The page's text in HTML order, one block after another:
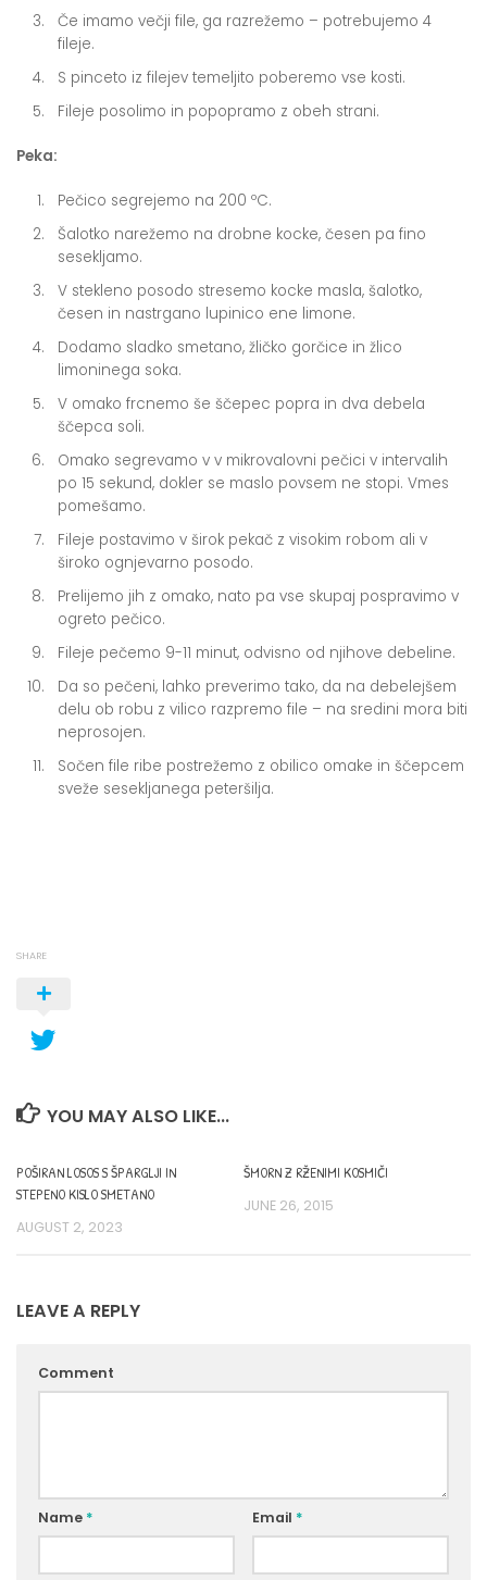
Če imamo večji file, ga razrežemo – potrebujemo 4
fileje.
S pinceto iz filejev temeljito poberemo vse kosti.
Fileje posolimo in popopramo z obeh strani.
Peka:
Pečico segrejemo na 200 ºC.
Šalotko narežemo na drobne kocke, česen pa fino
sesekljamo.
V stekleno posodo stresemo kocke masla, šalotko,
česen in nastrgano lupinico ene limone.
Dodamo sladko smetano, žličko gorčice in žlico
limoninega soka.
V omako frcnemo še ščepec popra in dva debela
ščepca soli.
Omako segrevamo v v mikrovalovni pečici v intervalih
po 15 sekund, dokler se maslo povsem ne stopi. Vmes
pomešamo.
Fileje postavimo v širok pekač z visokim robom ali v
široko ognjevarno posodo.
Prelijemo jih z omako, nato pa vse skupaj pospravimo v
ogreto pečico.
Fileje pečemo 9-11 minut, odvisno od njihove debeline.
Da so pečeni, lahko preverimo tako, da na debelejšem
delu ob robu z vilico razpremo file – na sredini mora biti
neprosojen.
Sočen file ribe postrežemo z obilico omake in ščepcem
sveže sesekljanega peteršilja.
SHARE
YOU MAY ALSO LIKE...
POŠIRAN LOSOS S ŠPARGLJI IN
STEPENO KISLO SMETANO
AUGUST 2, 2023
ŠMORN Z RŽENIMI KOSMIČI
JUNE 26, 2015
LEAVE A REPLY
Comment
Name * Email *